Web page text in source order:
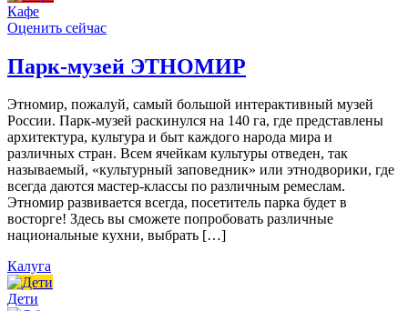
Кафе
Оценить сейчас
Парк-музей ЭТНОМИР
Этномир, пожалуй, самый большой интерактивный музей
России. Парк-музей раскинулся на 140 га, где представлены
архитектура, культура и быт каждого народа мира и
различных стран. Всем ячейкам культуры отведен, так
называемый, «культурный заповедник» или этнодворики, где
всегда даются мастер-классы по различным ремеслам.
Этномир развивается всегда, посетитель парка будет в
восторге! Здесь вы сможете попробовать различные
национальные кухни, выбрать […]
Калуга
Дети